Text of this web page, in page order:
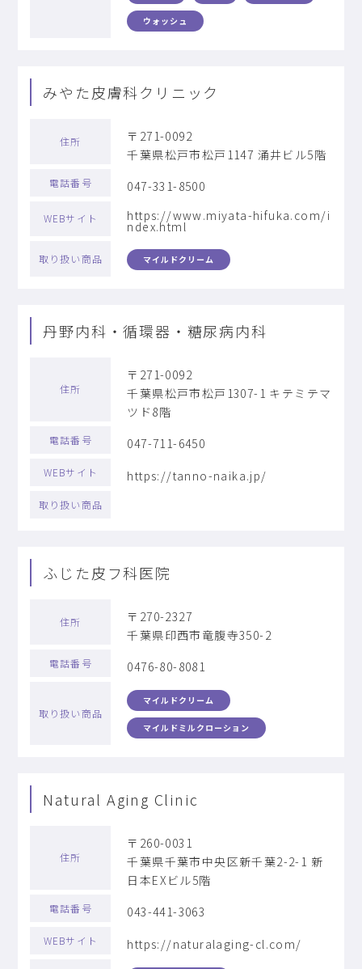
ウォッシュ
みやた皮膚科クリニック
住所
〒271-0092
千葉県松戸市松戸1147 涌井ビル5階
電話番号 047-331-8500
WEBサイト https://www.miyata-hifuka.com/i
ndex.html
取り扱い商品 マイルドクリーム
丹野内科・循環器・糖尿病内科
住所
〒271-0092
千葉県松戸市松戸1307-1 キテミテマ
ツド8階
電話番号 047-711-6450
WEBサイト https://tanno-naika.jp/
取り扱い商品
ふじた皮フ科医院
住所
〒270-2327
千葉県印西市竜腹寺350-2
電話番号 0476-80-8081
取り扱い商品
マイルドクリーム
マイルドミルクローション
Natural Aging Clinic
住所
〒260-0031
千葉県千葉市中央区新千葉2-2-1 新
日本EXビル5階
電話番号 043-441-3063
WEBサイト https://naturalaging-cl.com/